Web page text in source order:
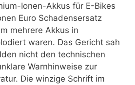
Ionen-Akkus für E-Bikes
Euro Schadensersatz
mehrere Akkus in
waren. Das Gericht sah
nicht den technischen
Warnhinweise zur
Die winzige Schrift im